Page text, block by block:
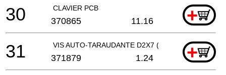
CLAVIER PCB +
30 370865 11.16
VIS AUTO-TARAUDANTE D2X7 (AVEC BRIDE)
+
31 371879 1.24